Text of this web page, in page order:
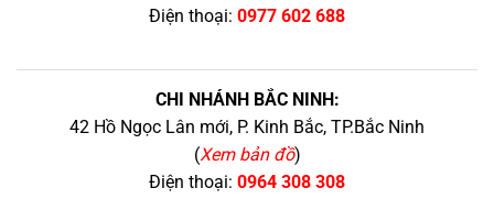
Điện thoại: 0977 602 688
CHI NHÁNH BẮC NINH:
42 Hồ Ngọc Lân mới, P. Kinh Bắc, TP.Bắc Ninh
(Xem bản đồ)
Điện thoại: 0964 308 308